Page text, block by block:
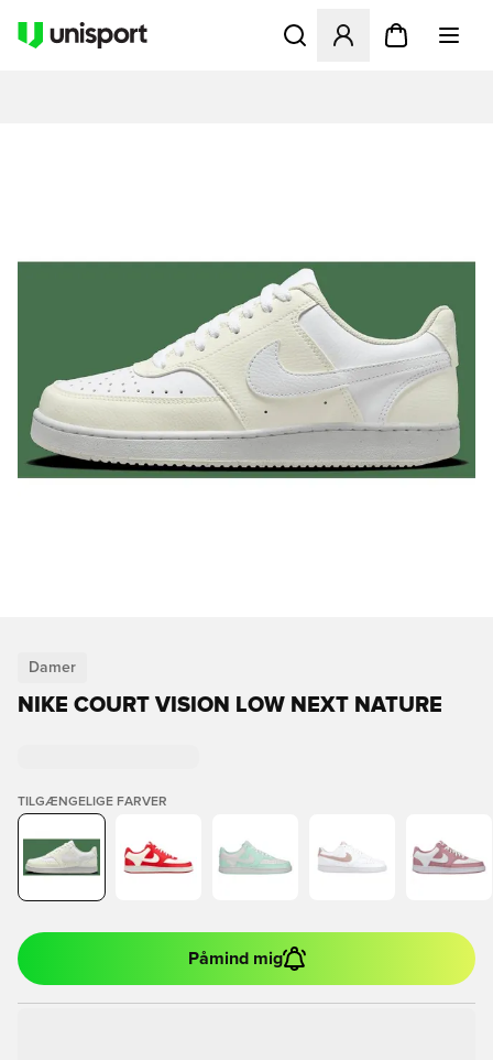
Åbner en Modal til at
Damer
NIKE COURT VISION LOW NEXT NATURE
TILGÆNGELIGE FARVER
Påmind mig